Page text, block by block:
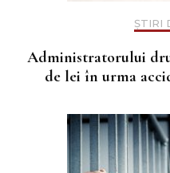
ȘTIRI
Administratorului
de lei în urma